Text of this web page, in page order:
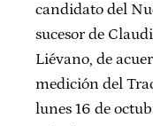
candidato del
sucesor de
Liévano, de
medición del
lunes 16 de